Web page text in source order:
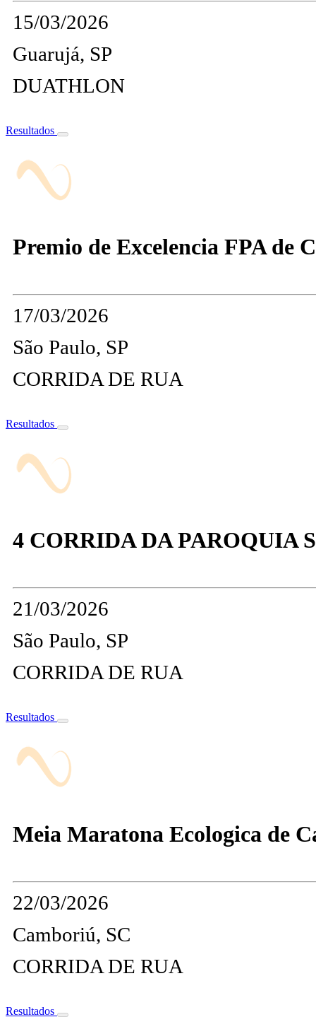
15/03/2026
Guarujá, SP
DUATHLON
Resultados
Premio de Excelencia FPA de
17/03/2026
São Paulo, SP
CORRIDA DE RUA
Resultados
4 CORRIDA DA PAROQUIA
21/03/2026
São Paulo, SP
CORRIDA DE RUA
Resultados
Meia Maratona Ecologica de
22/03/2026
Camboriú, SC
CORRIDA DE RUA
Resultados